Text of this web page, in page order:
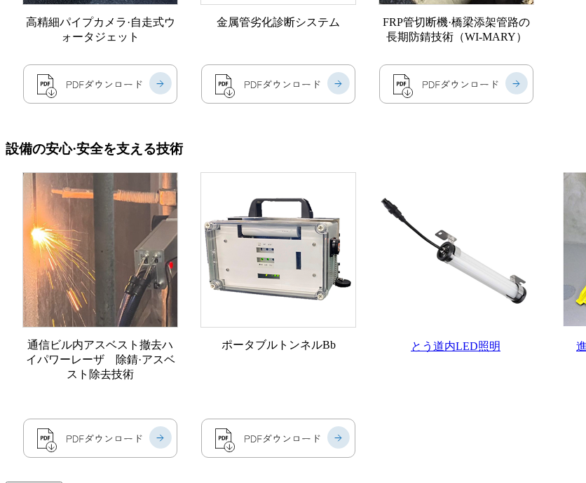
高精細パイプカメラ·自走式ウ
ォータジェット
金属管劣化診断システム
FRP管切断機·橋梁添架管路の
長期防錆技術（WI-MARY）
設備の安心·安全を支える技術
通信ビル内アスベスト撤去ハ
イパワーレーザ
除錆·アスベ
スト除去技術
ポータブルトンネルBb とう道内LED照明